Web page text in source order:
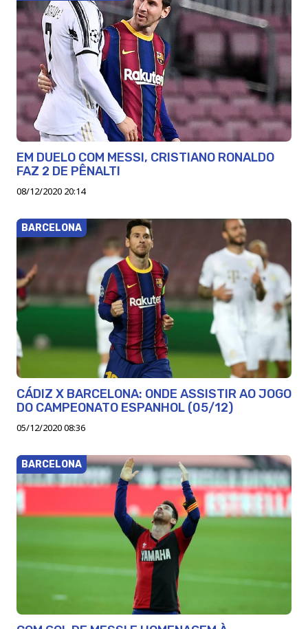
EM DUELO COM MESSI, CRISTIANO RONALDO
FAZ 2 DE PÊNALTI
08/12/2020 20:14
BARCELONA
CÁDIZ X BARCELONA: ONDE ASSISTIR AO JOGO
DO CAMPEONATO ESPANHOL (05/12)
05/12/2020 08:36
BARCELONA